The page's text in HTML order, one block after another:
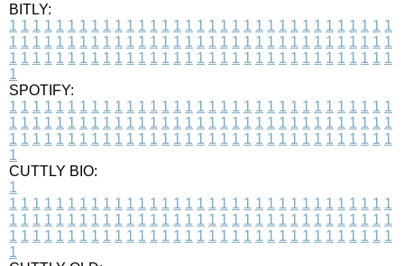
BITLY:
1 1 1 1 1 1 1 1 1 1 1 1 1 1 1 1 1 1 1 1 1 1 1 1 1 1 1 1 1 1 1 1 1
1 1 1 1 1 1 1 1 1 1 1 1 1 1 1 1 1 1 1 1 1 1 1 1 1 1 1 1 1 1 1 1 1
1 1 1 1 1 1 1 1 1 1 1 1 1 1 1 1 1 1 1 1 1 1 1 1 1 1 1 1 1 1 1 1 1
1
SPOTIFY:
1 1 1 1 1 1 1 1 1 1 1 1 1 1 1 1 1 1 1 1 1 1 1 1 1 1 1 1 1 1 1 1 1
1 1 1 1 1 1 1 1 1 1 1 1 1 1 1 1 1 1 1 1 1 1 1 1 1 1 1 1 1 1 1 1 1
1 1 1 1 1 1 1 1 1 1 1 1 1 1 1 1 1 1 1 1 1 1 1 1 1 1 1 1 1 1 1 1 1
1
CUTTLY BIO:
1
1 1 1 1 1 1 1 1 1 1 1 1 1 1 1 1 1 1 1 1 1 1 1 1 1 1 1 1 1 1 1 1 1
1 1 1 1 1 1 1 1 1 1 1 1 1 1 1 1 1 1 1 1 1 1 1 1 1 1 1 1 1 1 1 1 1
1 1 1 1 1 1 1 1 1 1 1 1 1 1 1 1 1 1 1 1 1 1 1 1 1 1 1 1 1 1 1 1 1
1